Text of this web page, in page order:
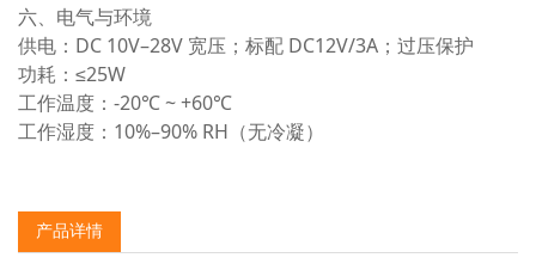
六、电气与环境
供电 ：DC 10V–28V 宽压；标配 DC12V/3A；过压保护
功耗 ：≤25W
工作温度 ：‑20℃ ~ +60℃
工作湿度 ：10%–90% RH（无冷凝）
产品详情